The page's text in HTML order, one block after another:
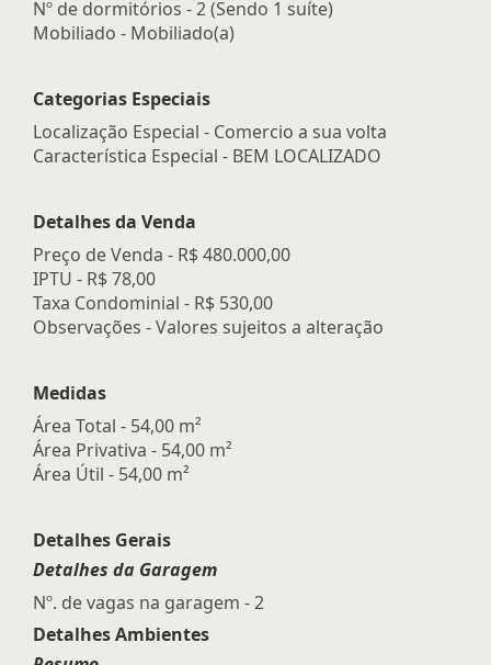
Nº de dormitórios - 2 (Sendo 1 suíte)
Mobiliado - Mobiliado(a)
Categorias Especiais
Localização Especial - Comercio a sua volta
Característica Especial - BEM LOCALIZADO
Detalhes da Venda
Preço de Venda - R$ 480.000,00
IPTU - R$ 78,00
Taxa Condominial - R$ 530,00
Observações - Valores sujeitos a alteração
Medidas
Área Total - 54,00 m²
Área Privativa - 54,00 m²
Área Útil - 54,00 m²
Detalhes Gerais
Detalhes da Garagem
Nº. de vagas na garagem - 2
Detalhes Ambientes